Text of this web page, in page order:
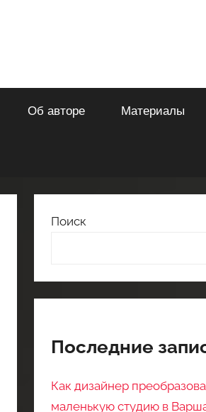
Об авторе Материалы
Поиск
Последние
Как дизайнер
маленькую студию в